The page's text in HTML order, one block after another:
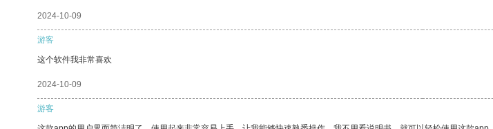
2024-10-09
游客
这个软件我非常喜欢
2024-10-09
游客